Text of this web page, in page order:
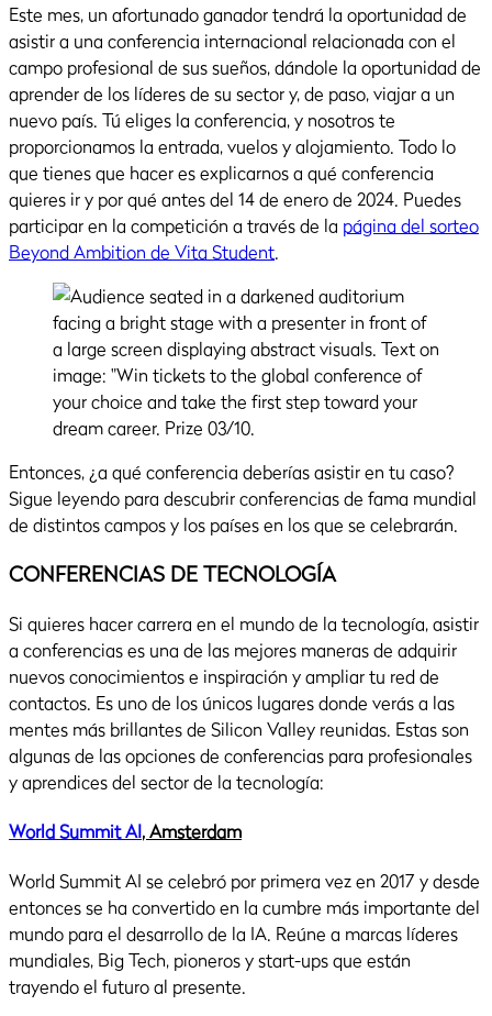
Este mes, un afortunado ganador tendrá la oportunidad de
asistir a una conferencia internacional relacionada con el
campo profesional de sus sueños, dándole la oportunidad de
aprender de los líderes de su sector y, de paso, viajar a un
nuevo país. Tú eliges la conferencia, y nosotros te
proporcionamos la entrada, vuelos y alojamiento. Todo lo
que tienes que hacer es explicarnos a qué conferencia
quieres ir y por qué antes del 14 de enero de 2024. Puedes
participar en la competición a través de la página del sorteo
Beyond Ambition de Vita Student.
Entonces, ¿a qué conferencia deberías asistir en tu caso?
Sigue leyendo para descubrir conferencias de fama mundial
de distintos campos y los países en los que se celebrarán.
CONFERENCIAS DE TECNOLOGÍA
Si quieres hacer carrera en el mundo de la tecnología, asistir
a conferencias es una de las mejores maneras de adquirir
nuevos conocimientos e inspiración y ampliar tu red de
contactos. Es uno de los únicos lugares donde verás a las
mentes más brillantes de Silicon Valley reunidas. Estas son
algunas de las opciones de conferencias para profesionales
y aprendices del sector de la tecnología:
World Summit AI, Amsterdam
World Summit AI se celebró por primera vez en 2017 y desde
entonces se ha convertido en la cumbre más importante del
mundo para el desarrollo de la IA. Reúne a marcas líderes
mundiales, Big Tech, pioneros y start-ups que están
trayendo el futuro al presente.